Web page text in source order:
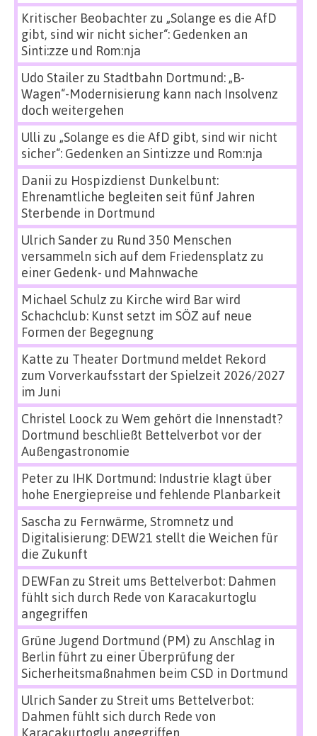
Kritischer Beobachterzu „Solange es die AfD
gibt, sind wir nicht sicher“: Gedenken an
Sinti:zze und Rom:nja
Udo Stailerzu Stadtbahn Dortmund: „B-
Wagen“-Modernisierung kann nach Insolvenz
doch weitergehen
Ulli zu „Solange es die AfD gibt, sind wir nicht
sicher“: Gedenken an Sinti:zze und Rom:nja
Danii zu Hospizdienst Dunkelbunt:
Ehrenamtliche begleiten seit fünf Jahren
Sterbende in Dortmund
Ulrich Sanderzu Rund 350 Menschen
versammeln sich auf dem Friedensplatz zu
einer Gedenk- und Mahnwache
Michael Schulz zu Kirche wird Bar wird
Schachclub: Kunst setzt im SÖZ auf neue
Formen der Begegnung
Katte zu Theater Dortmund meldet Rekord
zum Vorverkaufsstart der Spielzeit 2026/2027
im Juni
Christel Loock zu Wem gehört die Innenstadt?
Dortmund beschließt Bettelverbot vor der
Außengastronomie
Peterzu IHK Dortmund: Industrie klagt über
hohe Energiepreise und fehlende Planbarkeit
Sascha zu Fernwärme, Stromnetz und
Digitalisierung: DEW21 stellt die Weichen für
die Zukunft
DEWFan zu Streit ums Bettelverbot: Dahmen
fühlt sich durch Rede von Karacakurtoglu
angegriffen
Grüne Jugend Dortmund (PM) zu Anschlag in
Berlin führt zu einer Überprüfung der
Sicherheitsmaßnahmen beim CSD in Dortmund
Ulrich Sanderzu Streit ums Bettelverbot:
Dahmen fühlt sich durch Rede von
Karacakurtoglu angegriffen